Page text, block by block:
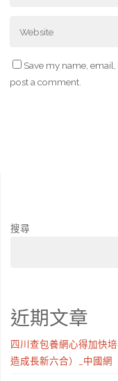
Save my name,
post a comment.
搜尋
近期文章
四川查包養網心得加快
造成長新六合）_中國網